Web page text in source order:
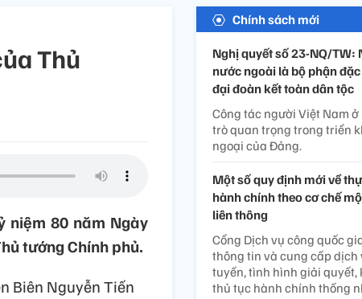
Thủ
niệm 80 năm Ngày
tướng Chính phủ.
Biên Nguyễn Tiến
Chính sách mới
Nghị quyết số 23-NQ/TW:
nước ngoài là bộ phận
đại đoàn kết toàn dân tộc
Công tác người Việt Nam
trò quan trọng trong triển
ngoại của Đảng.
Một số quy định mới về
hành chính theo cơ chế
liên thông
Cổng Dịch vụ công quốc
thông tin và cung cấp dịch
tuyến, tình hình giải quyết,
thủ tục hành chính thống